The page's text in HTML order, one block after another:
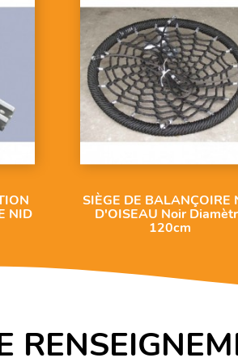
NID
SIÈGE DE BALANÇOIRE
D'OISEAU Noir
120cm